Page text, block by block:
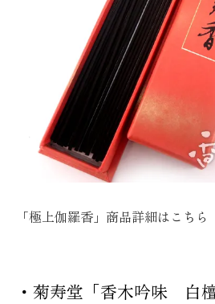
「極上伽羅香」商品詳細はこちら
・菊寿堂「香木吟味 白